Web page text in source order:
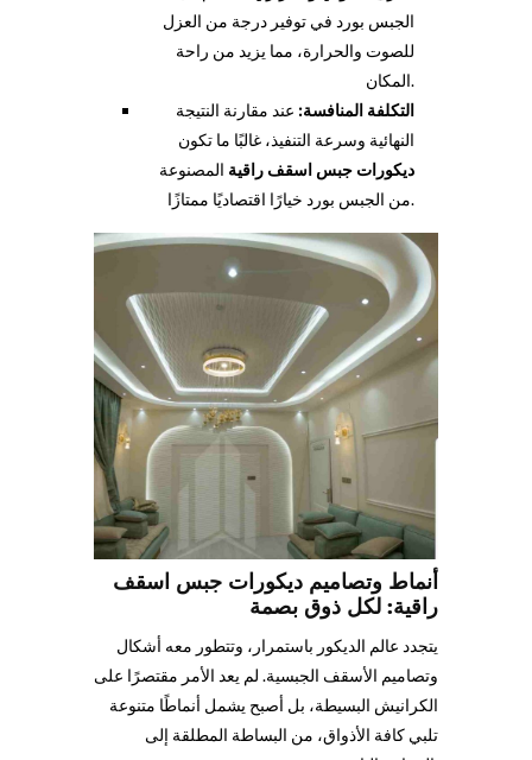
الجبس بورد في توفير درجة من العزل
للصوت والحرارة، مما يزيد من راحة
المكان.
التكلفة المنافسة: عند مقارنة النتيجة
النهائية وسرعة التنفيذ، غالبًا ما تكون
ديكورات جبس اسقف راقية المصنوعة
من الجبس بورد خيارًا اقتصاديًا ممتازًا.
أنماط وتصاميم ديكورات جبس اسقف
راقية: لكل ذوق بصمة
يتجدد عالم الديكور باستمرار، وتتطور معه أشكال
وتصاميم الأسقف الجبسية. لم يعد الأمر مقتصرًا على
الكرانيش البسيطة، بل أصبح يشمل أنماطًا متنوعة
تلبي كافة الأذواق، من البساطة المطلقة إلى